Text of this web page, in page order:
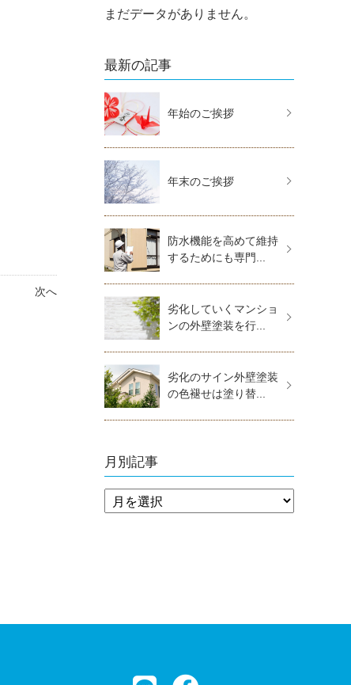
次へ
まだデータがありません。
最新の記事
年始のご挨拶
年末のご挨拶
防水機能を高めて維持
するためにも専門...
劣化していくマンショ
ンの外壁塗装を行...
劣化のサイン外壁塗装
の色褪せは塗り替...
月別記事